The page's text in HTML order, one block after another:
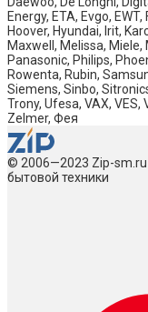
Energy, ETA, Evgo,
Hoover, Hyundai, Irit,
Maxwell, Melissa, Miele,
Panasonic, Philips,
Rowenta, Rubin,
Siemens, Sinbo,
Trony, Ufesa, VAX, VES,
Zelmer, Фея
© 2006—2023 Zip-sm.ru
бытовой техники